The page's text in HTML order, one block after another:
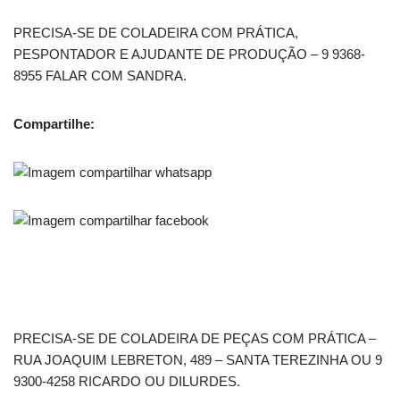
PRECISA-SE DE COLADEIRA COM PRÁTICA,
PESPONTADOR E AJUDANTE DE PRODUÇÃO – 9 9368-
8955 FALAR COM SANDRA.
Compartilhe:
PRECISA-SE DE COLADEIRA DE PEÇAS COM PRÁTICA –
RUA JOAQUIM LEBRETON, 489 – SANTA TEREZINHA OU 9
9300-4258 RICARDO OU DILURDES.